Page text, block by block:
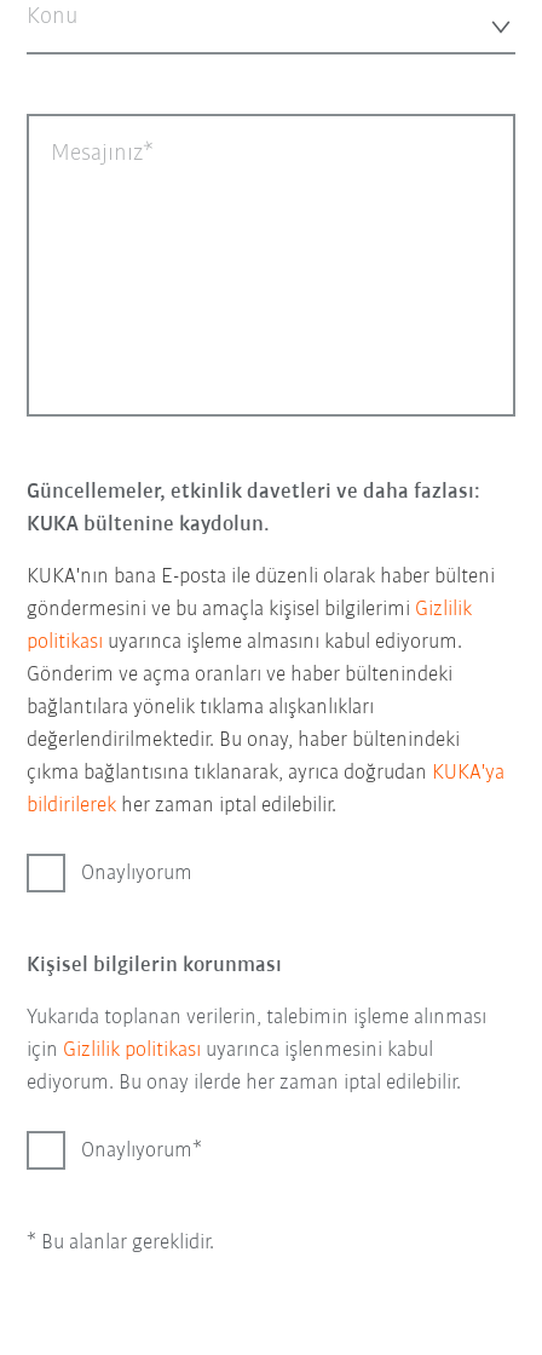
Konu
Mesajınız
Güncellemeler, etkinlik davetleri ve daha fazlası:
KUKA bültenine kaydolun.
KUKA'nın bana E-posta ile düzenli olarak haber bülteni
göndermesini ve bu amaçla kişisel bilgilerimi Gizlilik
politikası uyarınca işleme almasını kabul ediyorum.
Gönderim ve açma oranları ve haber bültenindeki
bağlantılara yönelik tıklama alışkanlıkları
değerlendirilmektedir. Bu onay, haber bültenindeki
çıkma bağlantısına tıklanarak, ayrıca doğrudan KUKA'ya
bildirilerek her zaman iptal edilebilir.
Onaylıyorum
Kişisel bilgilerin korunması
Yukarıda toplanan verilerin, talebimin işleme alınması
için Gizlilik politikası uyarınca işlenmesini kabul
ediyorum. Bu onay ilerde her zaman iptal edilebilir.
Onaylıyorum
* Bu alanlar gereklidir.